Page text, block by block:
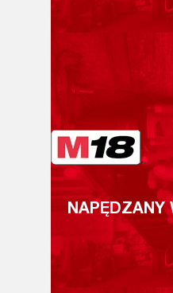
NAPĘDZANY